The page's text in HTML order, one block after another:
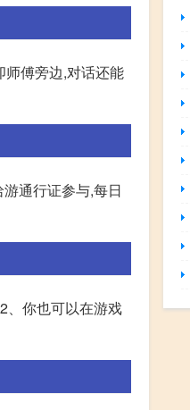
师傅旁边,对话还能
通行证参与,每日
、你也可以在游戏